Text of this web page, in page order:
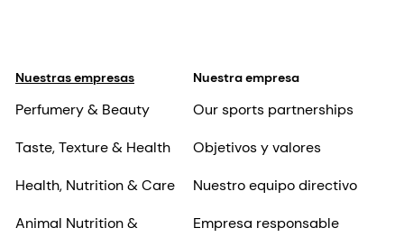
Nuestras empresas
Perfumery & Beauty
Taste, Texture & Health
Health, Nutrition & Care
Animal Nutrition &
Nuestra empresa
Our sports partnerships
Objetivos y valores
Nuestro equipo directivo
Empresa responsable